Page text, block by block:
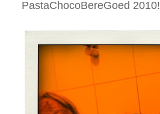
PastaChocoBereGoed 2010!